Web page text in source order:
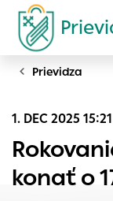
Vyhľadávanie
Prievidza
1. DEC 2025 15:21
konať o
Nastavenie
Cookies sú
ukladať